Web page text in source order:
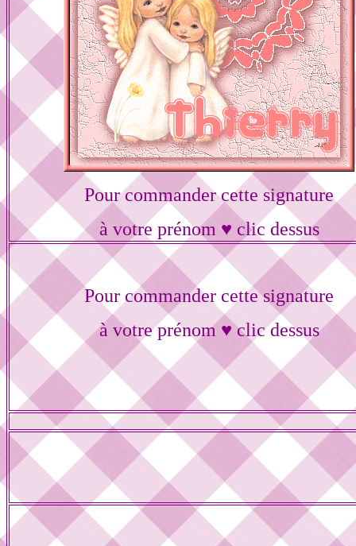
Pour commander cette signature
à votre prénom ♥ clic dessus
Pour commander cette signature
à votre prénom ♥ clic dessus